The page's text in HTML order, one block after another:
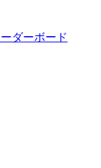
ダーボード